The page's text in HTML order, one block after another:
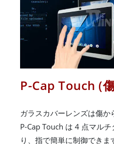
P-Cap Touch (
ガラスカバーレンズは傷か
P-Cap Touch は 4 点マル
り、指で簡単に制御でき